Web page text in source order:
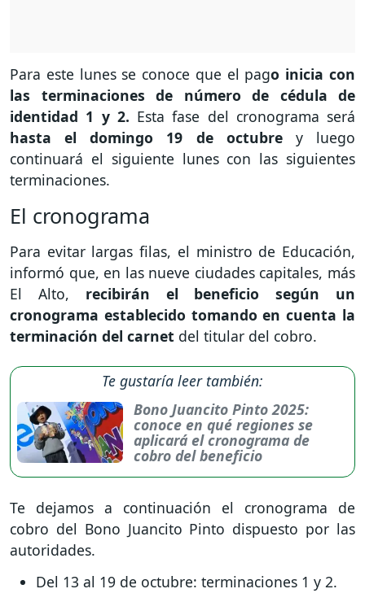
Para este lunes se conoce que el pago inicia con
las terminaciones de número de cédula de
identidad 1 y 2. Esta fase del cronograma será
hasta el domingo 19 de octubrey luego
continuará el siguiente lunes con las siguientes
terminaciones.
El cronograma
Para evitar largas filas, el ministro de Educación,
informó que, en las nueve ciudades capitales, más
El Alto, recibirán el beneficio según un
cronograma establecido tomando en cuenta la
terminación del carnet del titular del cobro.
Te gustaría leer también:
Bono Juancito Pinto 2025:
conoce en qué regiones se
aplicará el cronograma de
cobro del beneficio
Te dejamos a continuación el cronograma de
cobro del Bono Juancito Pinto dispuesto por las
autoridades.
Del 13 al 19 de octubre: terminaciones 1 y 2.